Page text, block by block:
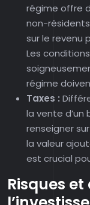
régime offre
non-
sur le revenu
Les
régime
Taxes :
la vente d’un
renseigner
la valeur
est crucial
Risques